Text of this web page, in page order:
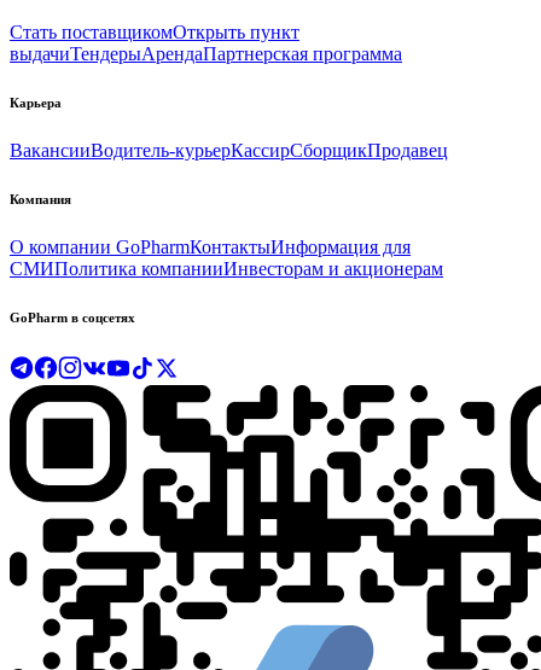
Стать поставщикомОткрыть пункт
выдачиТендерыАрендаПартнерская программа
Карьера
ВакансииВодитель-курьерКассирСборщикПродавец
Компания
О компании GoPharmКонтактыИнформация для
СМИПолитика компанииИнвесторам и акционерам
GoPharm в соцсетях